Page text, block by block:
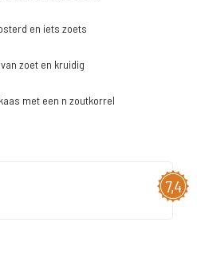
en iets zoets
zoet en kruidig
met een n zoutkorrel
7,4